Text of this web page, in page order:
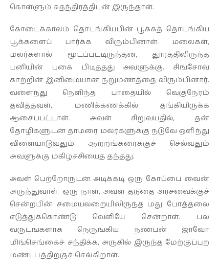
கொள்ளும் சுதந்திரத்திடன் இருந்தாள்.
கோடைக்காலம் தொடங்கியபின் பூக்கத் தொடங்கிய
பூக்களைப் பார்க்க விரும்பினாள். மலைகள்,
மலர்களால் மூடப்பட்டிருந்தன, தூரத்திலிருந்த
பனியின் புகை பிடித்தது அவளுக்கு. சிங்சோவ்
காற்றின் இனிமையான நறுமணத்தை விரும்பினார்.
வளைந்து நெளிந்த பாதையில் வெகுநேரம்
தவித்தவள், மணிக்கணக்கில் தங்கியிருக்க
ஆசைப்பட்டாள். அவள் சிறுவயதில், தன்
தோழிகளுடன் தாமரை மலர்களுக்கு நடுவே ஒளிந்து
விளையாடுவதும் ஆற்றங்கரைக்குச் செல்வதும்
அவளுக்கு மகிழ்ச்சியைத் தந்தது.
அவள் பெற்றோருடன் அடிக்கடி ஒரு கோப்பை வைன்
அருந்துவாள். ஒரு நாள், அவள் தந்தை அரசவைக்குச்
சென்றபின் சமையலறையிலிருந்த மது போத்தலை
எடுத்துக்கொண்டு வெளியே சென்றாள். பல
வருடங்களாக நெருங்கிய நண்பன் ஜாவோ
மிங்செங்கைச் சந்திக்க, அருகில் இருந்த மேற்குப்புற
மண்டபத்திற்குச் செல்கிறாள்.